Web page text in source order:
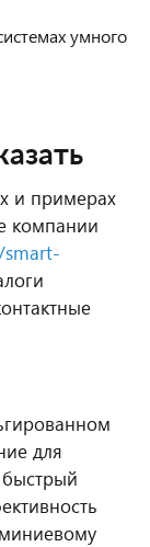
умного
и примерах
компании
для